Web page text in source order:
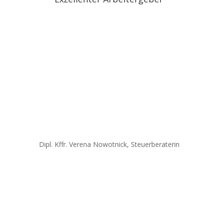
Dipl. Kffr. Verena Nowotnick, Steuerberaterin